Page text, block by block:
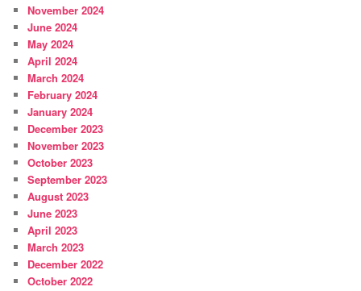
November 2024
June 2024
May 2024
April 2024
March 2024
February 2024
January 2024
December 2023
November 2023
October 2023
September 2023
August 2023
June 2023
April 2023
March 2023
December 2022
October 2022